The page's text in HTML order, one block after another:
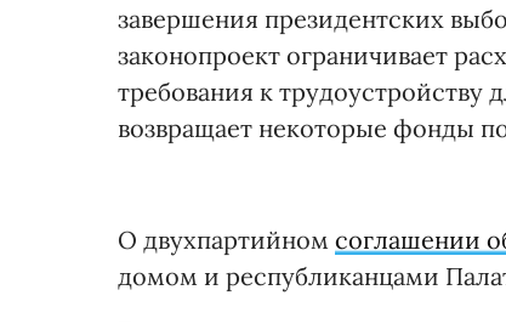
завершения президентских
законопроект ограничивает
требования к трудоустройству
возвращает некоторые фонды
О двухпартийном соглашении
домом и республиканцами